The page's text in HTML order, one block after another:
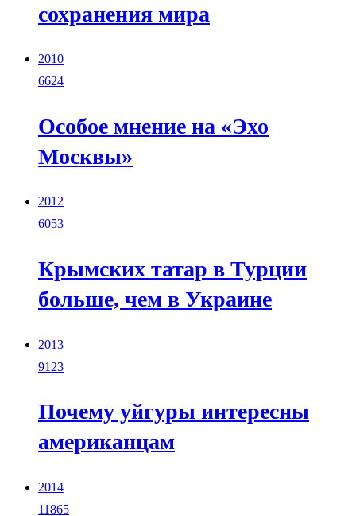
сохранения мира
2010
6624
Особое мнение на «Эхо
Москвы»
2012
6053
Крымских татар в Турции
больше, чем в Украине
2013
9123
Почему уйгуры интересны
американцам
2014
11865